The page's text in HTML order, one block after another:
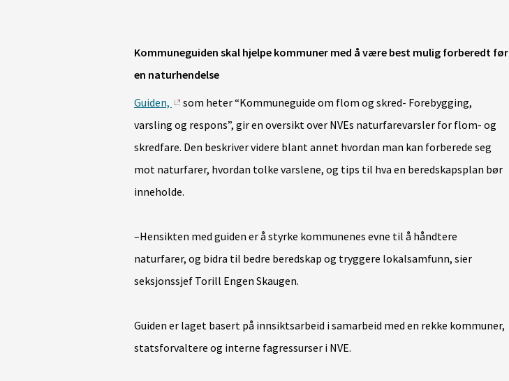
Kommuneguiden skal hjelpe kommuner med å være best mulig forberedt før
en naturhendelse
Guiden,
som heter “Kommuneguide om flom og skred- Forebygging,
varsling og respons”, gir en oversikt over NVEs naturfarevarsler for flom- og
skredfare. Den beskriver videre blant annet hvordan man kan forberede seg
mot naturfarer, hvordan tolke varslene, og tips til hva en beredskapsplan bør
inneholde.
–Hensikten med guiden er å styrke kommunenes evne til å håndtere
naturfarer, og bidra til bedre beredskap og tryggere lokalsamfunn, sier
seksjonssjef Torill Engen Skaugen.
Guiden er laget basert på innsiktsarbeid i samarbeid med en rekke kommuner,
statsforvaltere og interne fagressurser i NVE.